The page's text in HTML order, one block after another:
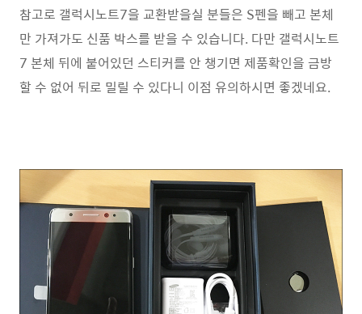
참고로 갤럭시노트7을 교환받을실 분들은 S펜을 빼고 본체
만 가져가도 신품 박스를 받을 수 있습니다. 다만 갤럭시노트
7 본체 뒤에 붙어있던 스티커를 안 챙기면 제품확인을 금방
할 수 없어 뒤로 밀릴 수 있다니 이점 유의하시면 좋겠네요.